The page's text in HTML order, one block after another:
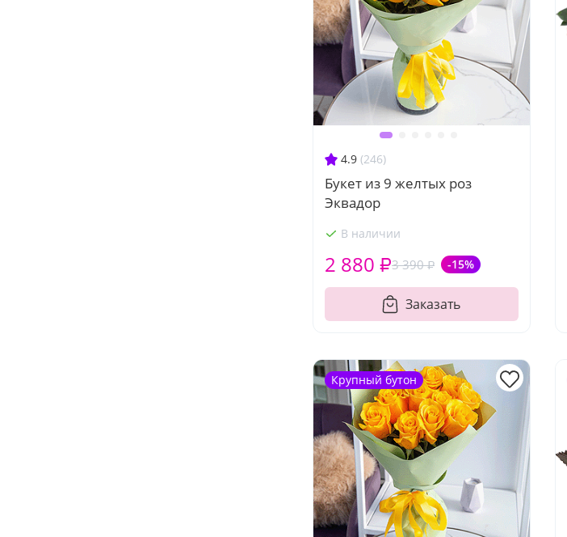
4.9 (246)
Букет из 9 желтых роз
Эквадор
В наличии
3 390 ₽ -15%
2 880 ₽
Заказать
Крупный бутон